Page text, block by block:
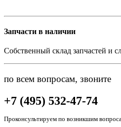
Запчасти в наличии
Собственный склад запчастей и
по всем вопросам, звоните
+7 (495) 532-47-74
Проконсультируем по возникшим